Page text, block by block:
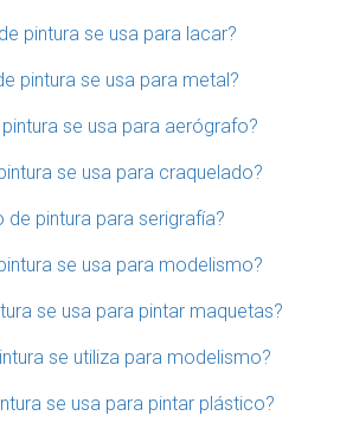
pintura se usa para lacar?
pintura se usa para metal?
se usa para aerógrafo?
se usa para craquelado?
de pintura para serigrafía?
se usa para modelismo?
se usa para pintar maquetas?
se utiliza para modelismo?
se usa para pintar plástico?